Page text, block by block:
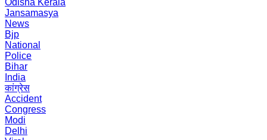
Odisha Kerala
Jansamasya
News
Bjp
National
Police
Bihar
India
कांग्रेस
Accident
Congress
Modi
Delhi